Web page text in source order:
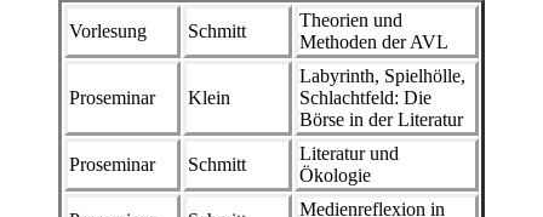
Vorlesung Schmitt
Theorien und
Methoden der AVL
Proseminar Klein
Labyrinth, Spielhölle,
Schlachtfeld: Die
Börse in der Literatur
Proseminar Schmitt
Literatur und
Ökologie
Medienreflexion in